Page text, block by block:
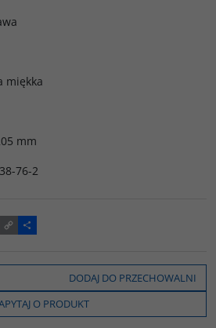
miękka
mm
76-2
C
o
y
i
n
k
P
o
z
e
l
s
DODAJ DO PRZECHOWALNI
O PRODUKT